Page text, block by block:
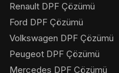
Renault DPF Çözümü
Ford DPF Çözümü
Volkswagen DPF Çözümü
Peugeot DPF Çözümü
Mercedes DPF Çözümü